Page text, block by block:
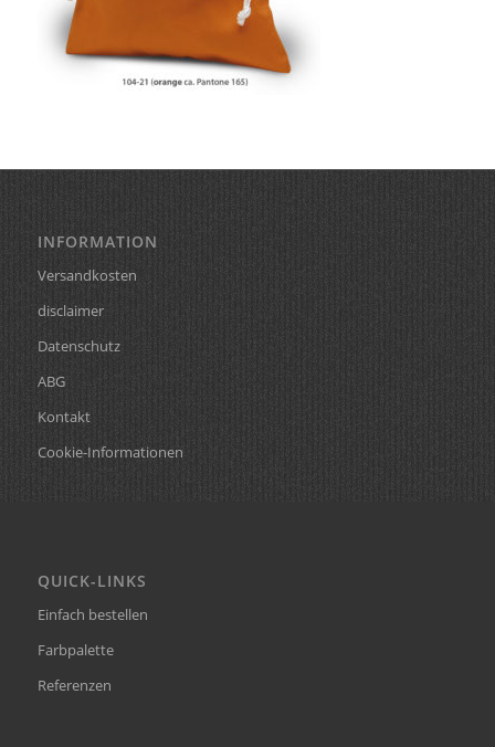
INFORMATION
Versandkosten
disclaimer
Datenschutz
ABG
Kontakt
Cookie-Informationen
QUICK-LINKS
Einfach bestellen
Farbpalette
Referenzen